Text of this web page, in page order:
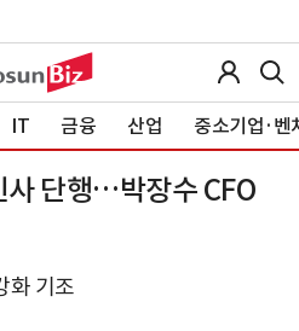
IT 금융 산업 중소기업·벤
사 단행…박장수 CFO
화 기조